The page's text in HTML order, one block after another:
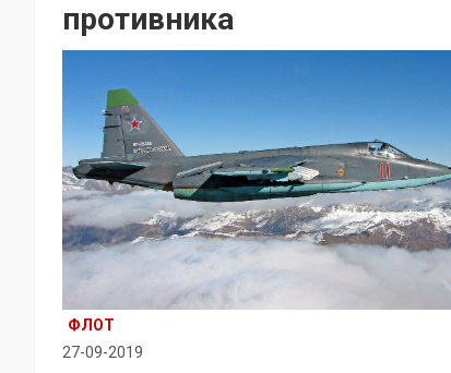
противника
ФЛОТ
27-09-2019